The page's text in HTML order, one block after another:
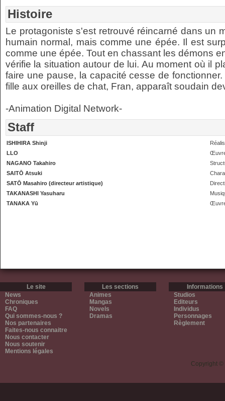
Histoire
Le protagoniste s'est retrouvé réincarné dans un
humain normal, mais comme une épée. Il est
comme une épée. Tout en chassant les démons
vérifie la situation autour de lui. Au moment où il
faire une pause, la capacité cesse de
fille aux oreilles de chat, Fran, apparaît soudain
-Animation Digital Network-
Staff
ISHIHIRA Shinji
LLO
NAGANO Takahiro
SAITŌ Atsuki
SATŌ Masahiro (directeur artistique)
TAKANASHI Yasuharu
TANAKA Yū
Le site
News
Chroniques
FAQ
Qui sommes-nous ?
Nos partenaires
Faites-nous connaitre
Nous contacter
Nous soutenir
Mentions légales
Les sections
Animes
Mangas
Novels
Dramas
Informations
Studios
Editeurs
Individus
Personnages
Règlement
Copyright ©